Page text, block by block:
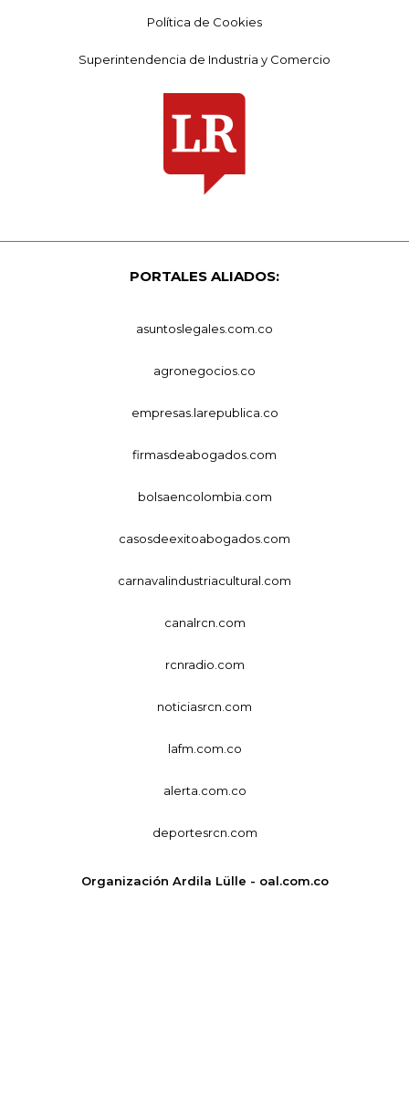
Política de Cookies
Superintendencia de Industria y Comercio
PORTALES ALIADOS:
asuntoslegales.com.co
agronegocios.co
empresas.larepublica.co
firmasdeabogados.com
bolsaencolombia.com
casosdeexitoabogados.com
carnavalindustriacultural.com
canalrcn.com
rcnradio.com
noticiasrcn.com
lafm.com.co
alerta.com.co
deportesrcn.com
Organización Ardila Lülle - oal.com.co